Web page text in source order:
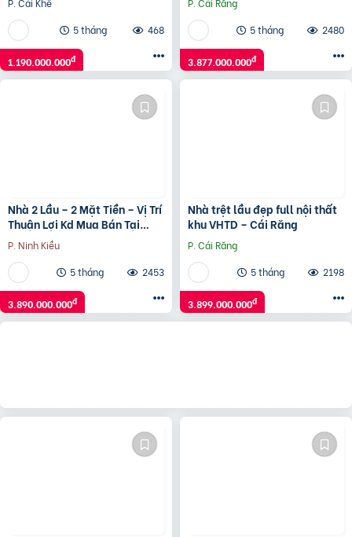
P. Cái Khế
5 tháng
468
1.190.000.000đ
P. Cái Răng
5 tháng
2480
3.877.000.000đ
Nhà 2 Lầu – 2 Mặt Tiền – Vị Trí
Thuận Lợi Kd Mua Bán Tại
Nhà,…
P. Ninh Kiều
5 tháng
2453
3.890.000.000đ
Nhà trệt lầu đẹp full nội thất
khu VHTD – Cái Răng
P. Cái Răng
5 tháng
2198
3.899.000.000đ